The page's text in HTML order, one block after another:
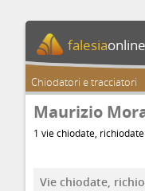
falesiaonline
Chiodatori e tracciatori
Maurizio
1 vie chiodate,
Vie chiodate,